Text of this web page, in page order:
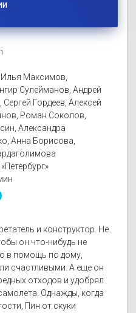
Максимов,
Сулейманов, Андрей
Гордеев, Алексей
Роман Соколов,
Александра
Анна Борисова,
и конструктор. Не
он что-нибудь не
в помощь по дому,
счастливыми. А еще он
отходов и удобрял
Однажды, когда
Пин от скуки